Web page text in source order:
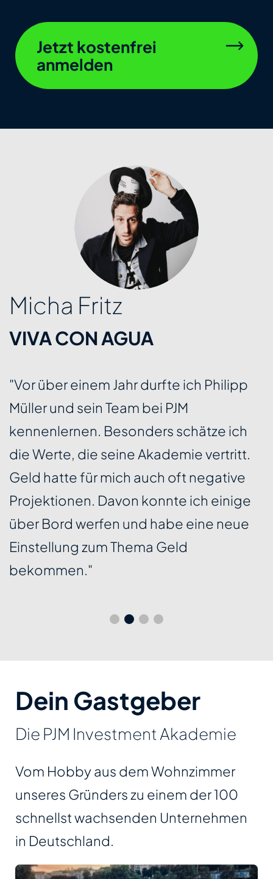
Jetzt kostenfrei
anmelden
Fritz
AGUA
einem Jahr durfte ich Philipp
sein Team bei PJM
Besonders schätze ich
die seine Akademie vertritt.
für mich auch oft negative
Davon konnte ich einige
werfen und habe eine neue
zum Thema Geld
Geld,
Dein Gastgeber
Die PJM Investment Akademie
Vom Hobby aus dem Wohnzimmer
unseres Gründers zu einem der 100
schnellst wachsenden Unternehmen
in Deutschland.